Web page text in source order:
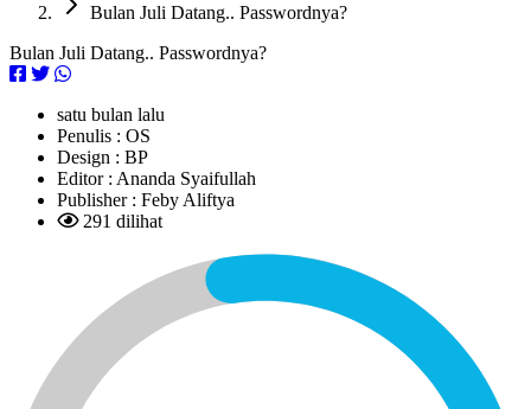
Bulan Juli Datang.. Passwordnya?
Bulan Juli Datang.. Passwordnya?
satu bulan lalu
Penulis : OS
Design : BP
Editor : Ananda Syaifullah
Publisher : Feby Aliftya
291 dilihat